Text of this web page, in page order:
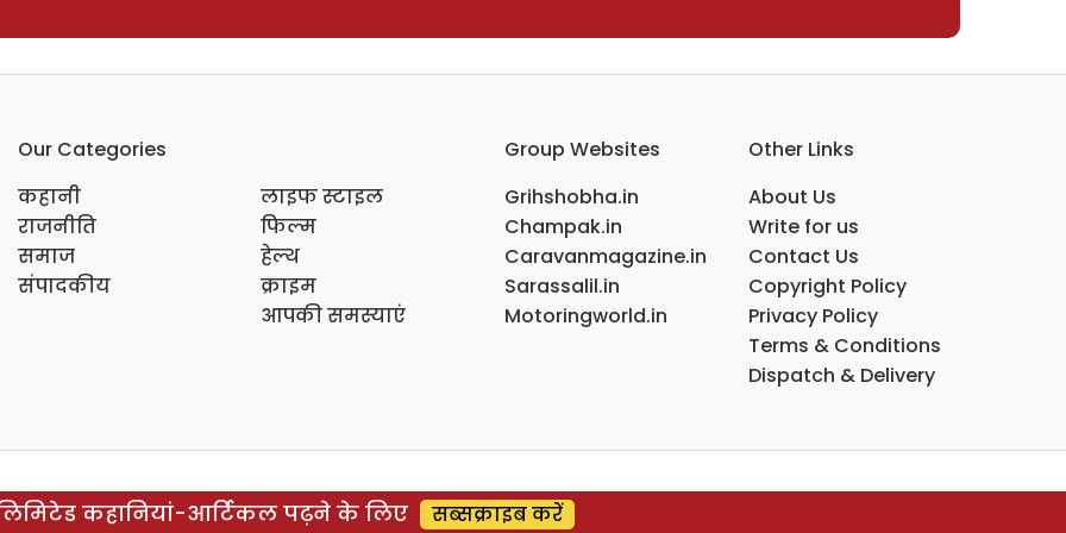
Our Categories
कहानी
राजनीति
समाज
संपादकीय
लाइफ स्टाइल
फिल्म
हेल्थ
क्राइम
आपकी समस्याएं
Group Websites
Grihshobha.in
Champak.in
Caravanmagazine.in
Sarassalil.in
Motoringworld.in
Other Links
About Us
Write for us
Contact Us
Copyright Policy
Privacy Policy
Terms & Conditions
Dispatch & Delivery
कहानियां-आर्टिकल पढ़ने के लिए सब्सक्राइब करें